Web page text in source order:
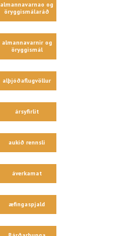
almannavarnao og
öryggismálaráð
almannavarnir og
öryggismál
alþjóðaflugvöllur
ársyfirlit
aukið rennsli
áverkamat
æfingaspjald